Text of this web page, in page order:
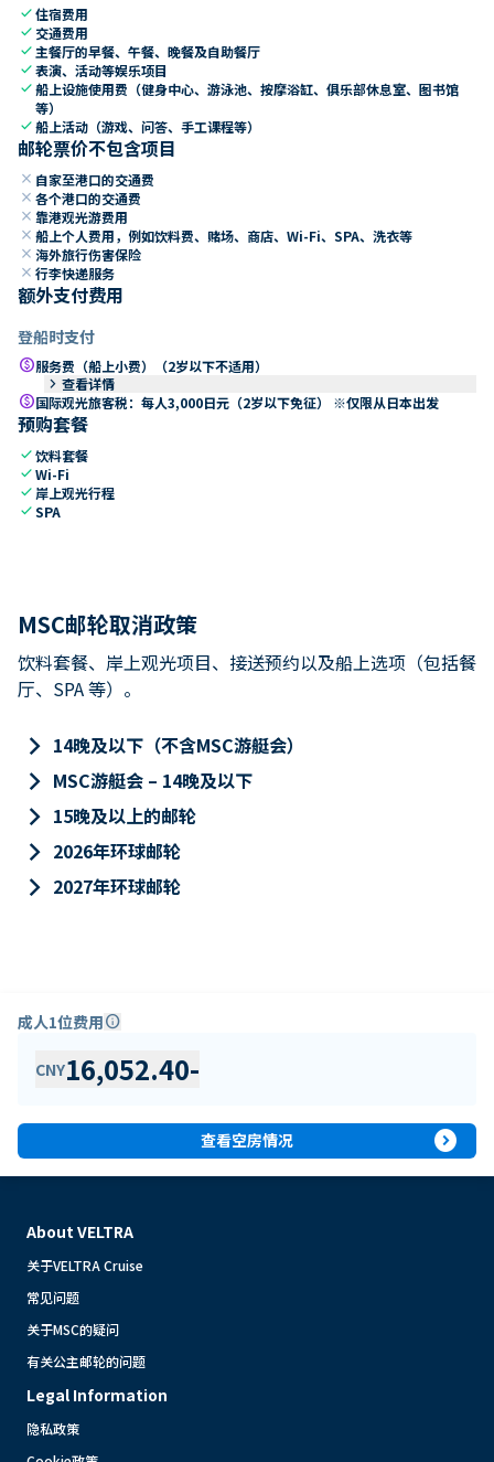
check住宿费用
check 交通费用
check 主餐厅的早餐、午餐、晚餐及自助餐厅
check表演、活动等娱乐项目
check船上设施使用费（健身中心、游泳池、按摩浴缸、俱乐部休息室、图书馆
等）
check船上活动（游戏、问答、手工课程等）
邮轮票价不包含项目
close 自家至港口的交通费
close 各个港口的交通费
close 靠港观光游费用
close 船上个人费用，例如饮料费、赌场、商店、Wi-Fi、SPA、洗衣等
close 海外旅行伤害保险
close 行李快递服务
额外支付费用
登船时支付
paid服务费（船上小费）（2岁以下不适用）
keyboard_arrow_right 查看详情
paid国际观光旅客税：每人3,000日元（2岁以下免征） ※仅限从日本出发
预购套餐
check饮料套餐
checkWi-Fi
check 岸上观光行程
checkSPA
MSC邮轮取消政策
饮料套餐、岸上观光项目、接送预约以及船上选项（包括餐
厅、SPA 等）。
keyboard_arrow_right 14晚及以下（不含MSC游艇会）
keyboard_arrow_right MSC游艇会 – 14晚及以下
keyboard_arrow_right 15晚及以上的邮轮
keyboard_arrow_right 2026年环球邮轮
keyboard_arrow_right 2027年环球邮轮
成人1位费用info
CNY16,052.40-
查看空房情况 expand_circle_right
About VELTRA
关于VELTRA Cruise
常见问题
关于MSC的疑问
有关公主邮轮的问题
Legal Information
隐私政策